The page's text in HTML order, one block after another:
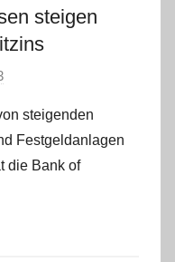
steigen
n
a
d
steigenden
Festgeldanlagen
die Bank of